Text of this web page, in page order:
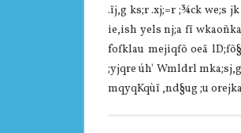
.ïj,g ks;r .xj;=r ;¾ck we;s
ie,ish yels nj;a fï
fofkla‌u mejiqfõ oeä
;yjqre úh' Wmldrl
mqyqKqùï ,nd§ug ;u